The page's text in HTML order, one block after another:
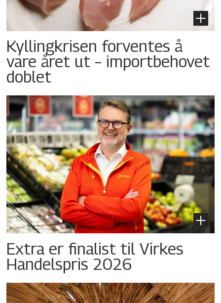
Kyllingkrisen forventes å
vare året ut – importbehovet
doblet
Extra er finalist til Virkes
Handelspris 2026